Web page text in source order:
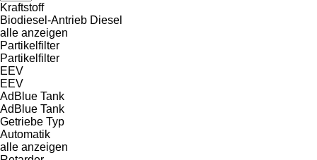
Kraftstoff
Biodiesel-Antrieb Diesel
alle anzeigen
Partikelfilter
Partikelfilter
EEV
EEV
AdBlue Tank
AdBlue Tank
Getriebe Typ
Automatik
alle anzeigen